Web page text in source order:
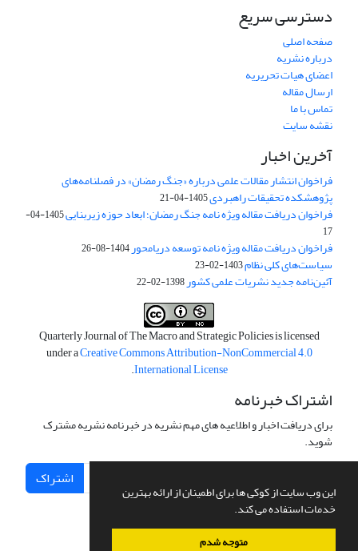
این وب سایت از کوکی ها برای اطمینان از ارائه بهترین
خدمات استفاده می کند.
متوجه شدم
دسترسی سریع
صفحه اصلی
درباره نشریه
اعضای هیات تحریریه
ارسال مقاله
تماس با ما
نقشه سایت
آخرین اخبار
فراخوان انتشار مقالات علمی درباره «جنگ رمضان» در فصلنامه‌های
پژوهشکده تحقیقات راهبردی1405-04-21
فراخوان دریافت مقاله ویژه نامه جنگ رمضان؛ ابعاد حوزه زیربنایی
1405-04-
17
فراخوان دریافت مقاله ویژه نامه توسعه دریامحور1404-08-26
سیاست‌های کلی نظام1403-02-23
آئین‌نامه جدید نشریات علمی کشور1398-02-22
Quarterly Journal of The Macro and Strategic Policies is licensed
under aCreative Commons Attribution-NonCommercial 4.0
International License
.
اشتراک خبرنامه
برای دریافت اخبار و اطلاعیه های مهم نشریه در خبرنامه نشریه مشترک
شوید.
اشتراک